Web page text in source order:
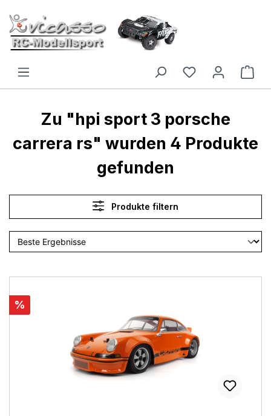
Zum Hauptinhalt springen
Zu "hpi sport 3 porsche
carrera rs" wurden 4 Produkte
gefunden
Produkte filtern
%